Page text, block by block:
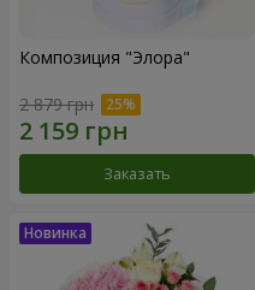
Композиция "Элора"
2 879 грн
Заказать